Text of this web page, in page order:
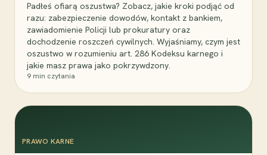
Padłeś ofiarą oszustwa? Zobacz, jakie kroki podjąć od
razu: zabezpieczenie dowodów, kontakt z bankiem,
zawiadomienie Policji lub prokuratury oraz
dochodzenie roszczeń cywilnych. Wyjaśniamy, czym jest
oszustwo w rozumieniu art. 286 Kodeksu karnego i
jakie masz prawa jako pokrzywdzony.
9 min czytania
PRAWO KARNE